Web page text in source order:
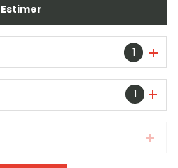
Estimer
1
1